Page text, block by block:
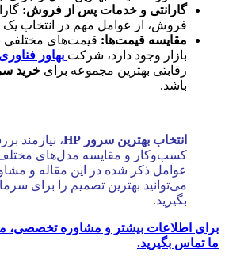
گارانتی و خدمات پس از فروش:
فروش، از عوامل مهم در انتخاب
مقایسه قیمت‌ها: قیمت‌های مختلفی
بازار وجود دارد، شرکت بهاور فناوری
رقابتی بهترین مجموعه برای خرید
باشد.
انتخاب بهترین سرور HP
، نیازمند
کسب‌وکار و مقایسه مدل‌های مختلف
عوامل ذکر شده در این مقاله و
می‌توانید بهترین تصمیم را برای
بگیرید.
برای اطلاعات بیشتر و مشاوره تخصصی،
ما تماس بگیرید.